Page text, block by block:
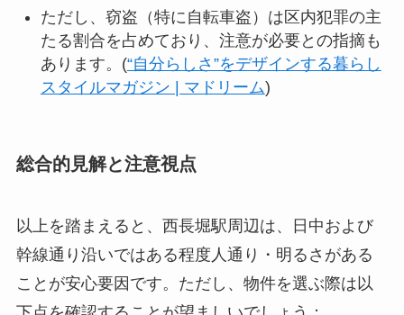
ただし、窃盗（特に自転車盗）は区内犯罪の主
たる割合を占めており、注意が必要との指摘も
あります。(“自分らしさ”をデザインする暮らし
スタイルマガジン | マドリーム)
総合的見解と注意視点
以上を踏まえると、西長堀駅周辺は、日中および
幹線通り沿いではある程度人通り・明るさがある
ことが安心要因です。ただし、物件を選ぶ際は以